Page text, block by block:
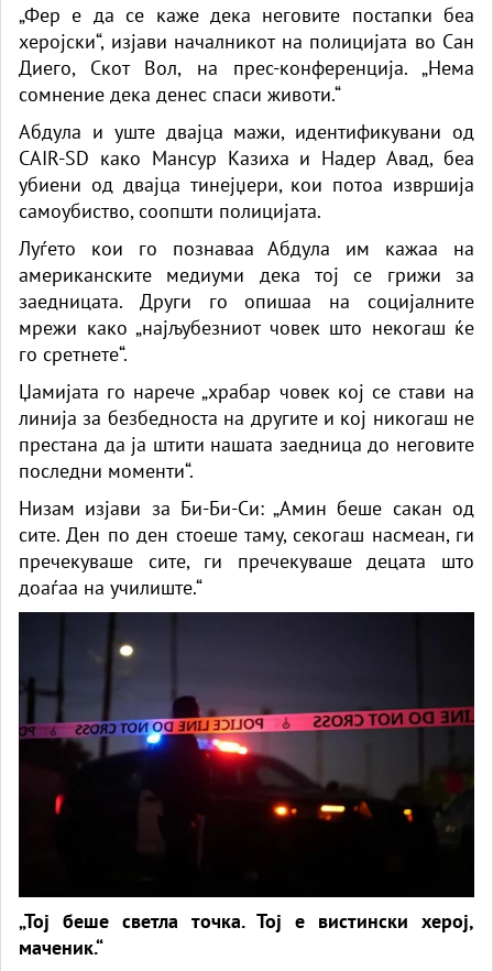
„Фер е да се каже дека неговите постапки беа
херојски“, изјави началникот на полицијата во Сан
Диего, Скот Вол, на прес-конференција. „Нема
сомнение дека денес спаси животи.“
Абдула и уште двајца мажи, идентификувани од
CAIR-SD како Мансур Казиха и Надер Авад, беа
убиени од двајца тинејџери, кои потоа извршија
самоубиство, соопшти полицијата.
Луѓето кои го познаваа Абдула им кажаа на
американските медиуми дека тој се грижи за
заедницата. Други го опишаа на социјалните
мрежи како „најљубезниот човек што некогаш ќе
го сретнете“.
Џамијата го нарече „храбар човек кој се стави на
линија за безбедноста на другите и кој никогаш не
престана да ја штити нашата заедница до неговите
последни моменти“.
Низам изјави за Би-Би-Си: „Амин беше сакан од
сите. Ден по ден стоеше таму, секогаш насмеан, ги
пречекуваше сите, ги пречекуваше децата што
доаѓаа на училиште.“
„Тој беше светла точка. Тој е вистински херој,
маченик.“